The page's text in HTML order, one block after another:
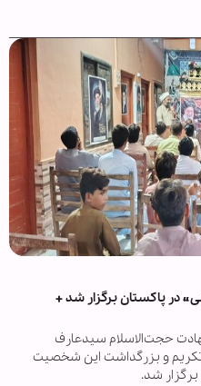
در پاکستان برگزار شد +
حجت‌الاسلام سیدعارف
و بزرگداشت این شخصیت
شد.